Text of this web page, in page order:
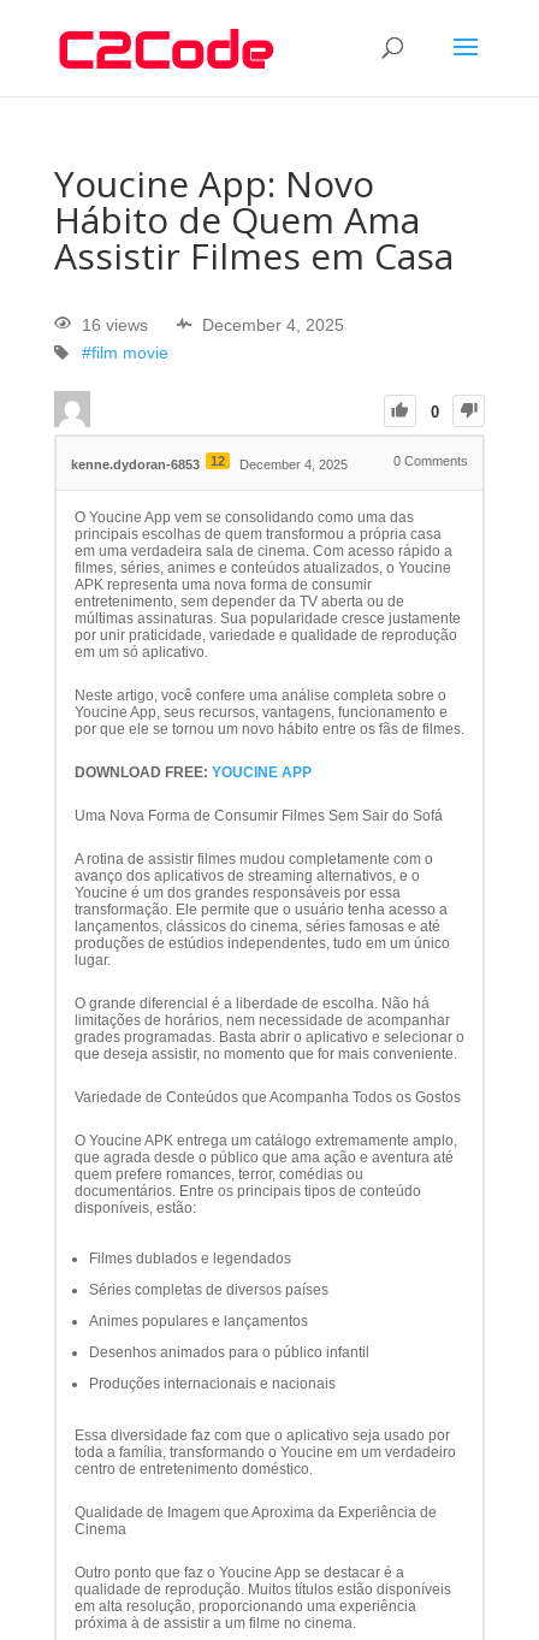
Youcine App: Novo
Hábito de Quem Ama
Assistir Filmes em Casa
16 views
December 4, 2025
#film movie
0
kenne.dydoran-6853 12 December 4, 2025 0 Comments
O Youcine App vem se consolidando como uma das
principais escolhas de quem transformou a própria casa
em uma verdadeira sala de cinema. Com acesso rápido a
filmes, séries, animes e conteúdos atualizados, o Youcine
APK representa uma nova forma de consumir
entretenimento, sem depender da TV aberta ou de
múltimas assinaturas. Sua popularidade cresce justamente
por unir praticidade, variedade e qualidade de reprodução
em um só aplicativo.
Neste artigo, você confere uma análise completa sobre o
Youcine App, seus recursos, vantagens, funcionamento e
por que ele se tornou um novo hábito entre os fãs de filmes.
DOWNLOAD FREE: YOUCINE APP
Uma Nova Forma de Consumir Filmes Sem Sair do Sofá
A rotina de assistir filmes mudou completamente com o
avanço dos aplicativos de streaming alternativos, e o
Youcine é um dos grandes responsáveis por essa
transformação. Ele permite que o usuário tenha acesso a
lançamentos, clássicos do cinema, séries famosas e até
produções de estúdios independentes, tudo em um único
lugar.
O grande diferencial é a liberdade de escolha. Não há
limitações de horários, nem necessidade de acompanhar
grades programadas. Basta abrir o aplicativo e selecionar o
que deseja assistir, no momento que for mais conveniente.
Variedade de Conteúdos que Acompanha Todos os Gostos
O Youcine APK entrega um catálogo extremamente amplo,
que agrada desde o público que ama ação e aventura até
quem prefere romances, terror, comédias ou
documentários. Entre os principais tipos de conteúdo
disponíveis, estão:
Filmes dublados e legendados
Séries completas de diversos países
Animes populares e lançamentos
Desenhos animados para o público infantil
Produções internacionais e nacionais
Essa diversidade faz com que o aplicativo seja usado por
toda a família, transformando o Youcine em um verdadeiro
centro de entretenimento doméstico.
Qualidade de Imagem que Aproxima da Experiência de
Cinema
Outro ponto que faz o Youcine App se destacar é a
qualidade de reprodução. Muitos títulos estão disponíveis
em alta resolução, proporcionando uma experiência
próxima à de assistir a um filme no cinema.